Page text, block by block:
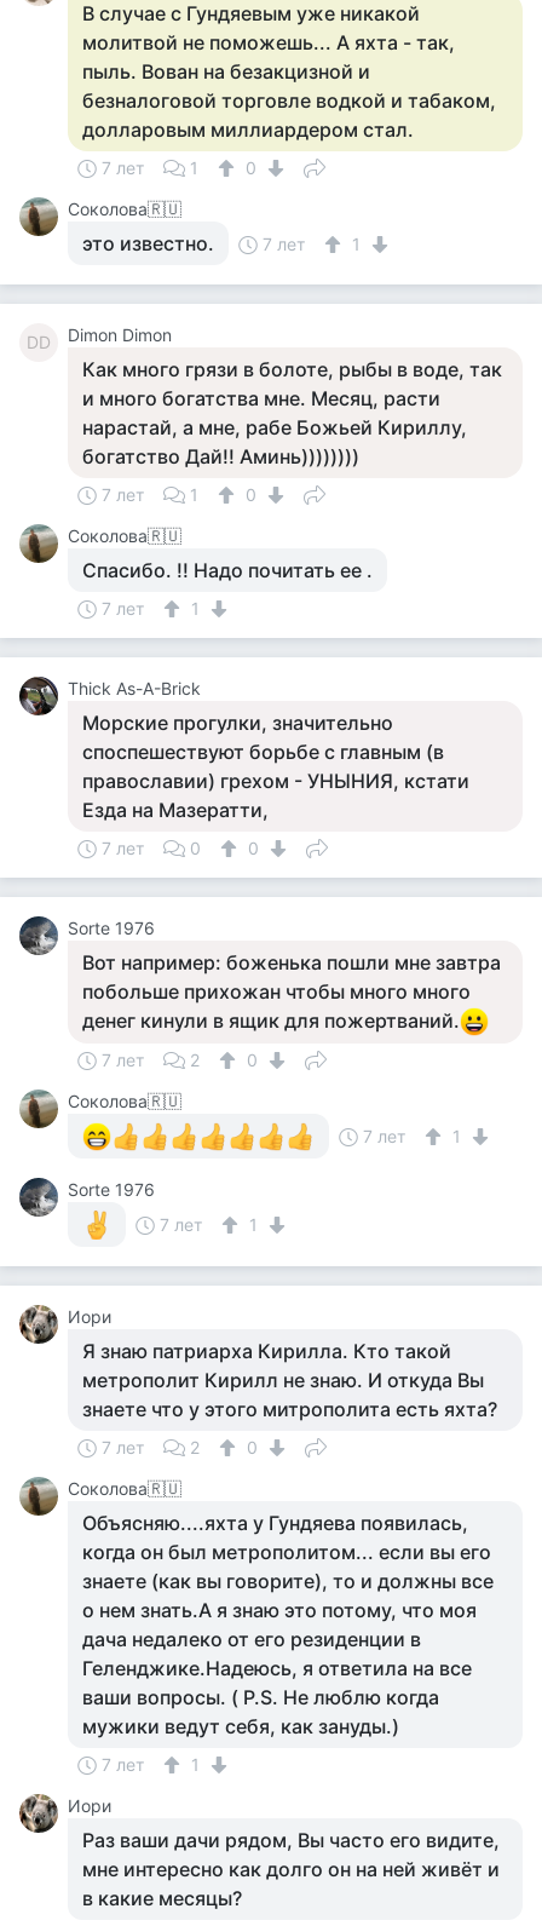
В случае с Гундяевым уже никакой
молитвой не поможешь... А яхта - так,
пыль. Вован на безакцизной и
безналоговой торговле водкой и табаком,
долларовым миллиардером стал.
7 лет 1
0
Соколова🇷🇺
это известно. 7 лет 1
DD Dimon Dimon
Как много грязи в болоте, рыбы в воде, так
и много богатства мне. Месяц, расти
нарастай, а мне, рабе Божьей Кириллу,
богатство Дай!! Аминь))))))))
7 лет 1
0
Соколова🇷🇺
Спасибо. !! Надо почитать ее .
7 лет 1
Thick As-A-Brick
Морские прогулки, значительно
споспешествуют борьбе с главным (в
православии) грехом - УНЫНИЯ, кстати
Езда на Мазератти,
7 лет 0 0
Sorte 1976
Вот например: боженька пошли мне завтра
побольше прихожан чтобы много много
денег кинули в ящик для пожертваний.
7 лет 2
0
Соколова🇷🇺
7 лет
1
Sorte 1976
7 лет
1
Иори
Я знаю патриарха Кирилла. Кто такой
метрополит Кирилл не знаю. И откуда Вы
знаете что у этого митрополита есть яхта?
7 лет 2
0
Соколова🇷🇺
Объясняю....яхта у Гундяева появилась,
когда он был метрополитом... если вы его
знаете (как вы говорите), то и должны все
о нем знать.А я знаю это потому, что моя
дача недалеко от его резиденции в
Геленджике.Надеюсь, я ответила на все
ваши вопросы. ( P.S. Не люблю когда
мужики ведут себя, как зануды.)
7 лет
1
Иори
Раз ваши дачи рядом, Вы часто его видите,
мне интересно как долго он на ней живёт и
в какие месяцы?